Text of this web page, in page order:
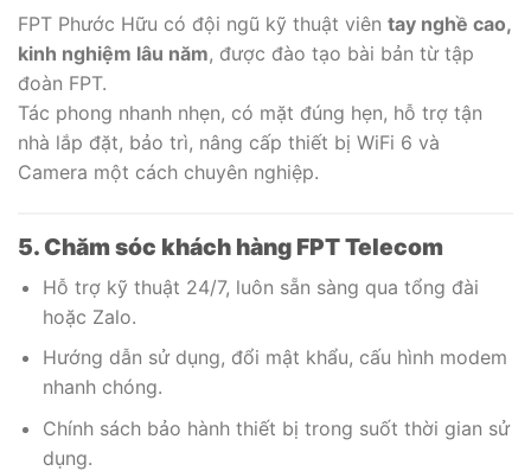
FPT Phước Hữu có đội ngũ kỹ thuật viên tay nghề cao,
kinh nghiệm lâu năm, được đào tạo bài bản từ tập
đoàn FPT.
Tác phong nhanh nhẹn, có mặt đúng hẹn, hỗ trợ tận
nhà lắp đặt, bảo trì, nâng cấp thiết bị WiFi 6 và
Camera một cách chuyên nghiệp.
5. Chăm sóc khách hàng FPT Telecom
Hỗ trợ kỹ thuật 24/7, luôn sẵn sàng qua tổng đài
hoặc Zalo.
Hướng dẫn sử dụng, đổi mật khẩu, cấu hình modem
nhanh chóng.
Chính sách bảo hành thiết bị trong suốt thời gian sử
dụng.